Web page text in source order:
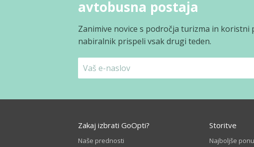
avtobusna postaja
Zanimive novice s področja turizma in
nabiralnik prispeli vsak drugi teden.
Zakaj izbrati GoOpti?
Naše prednosti
Storitve
Najboljše